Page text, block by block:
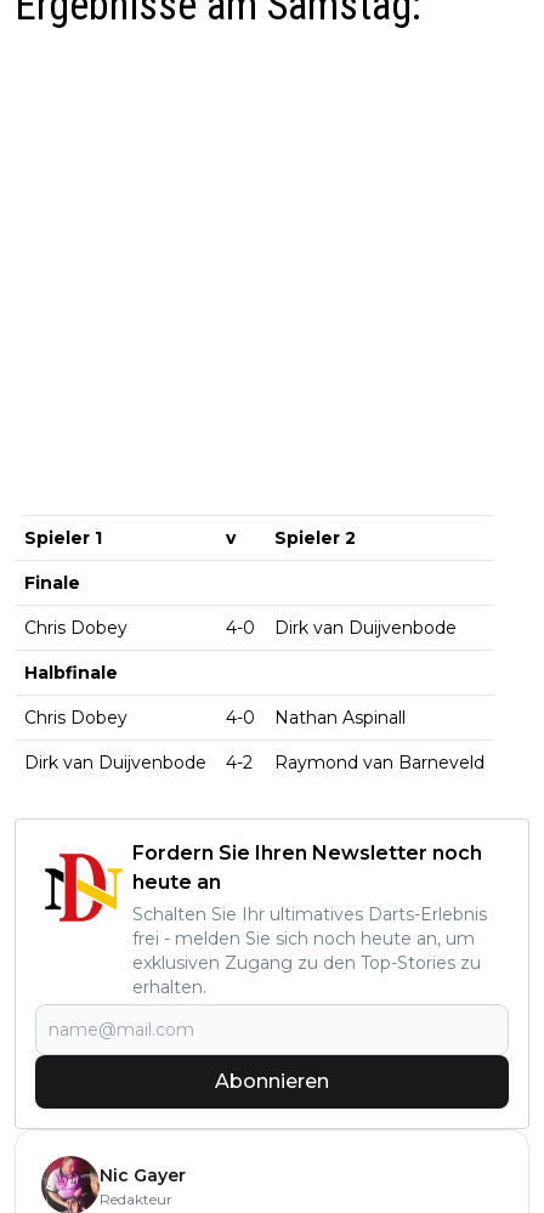
Spieler 1 v Spieler 2
Finale
Chris Dobey 4-0 Dirk van Duijvenbode
Halbfinale
Chris Dobey 4-0 Nathan Aspinall
Dirk van Duijvenbode 4-2 Raymond van Barneveld
Fordern Sie Ihren Newsletter noch
heute an
Schalten Sie Ihr ultimatives Darts-Erlebnis
frei - melden Sie sich noch heute an, um
exklusiven Zugang zu den Top-Stories zu
erhalten.
Abonnieren
Nic Gayer
Redakteur